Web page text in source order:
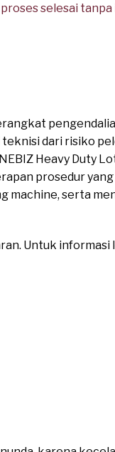
selesai tanpa
dari risiko
Heavy Duty
prosedur
machine, serta
Untuk informasi